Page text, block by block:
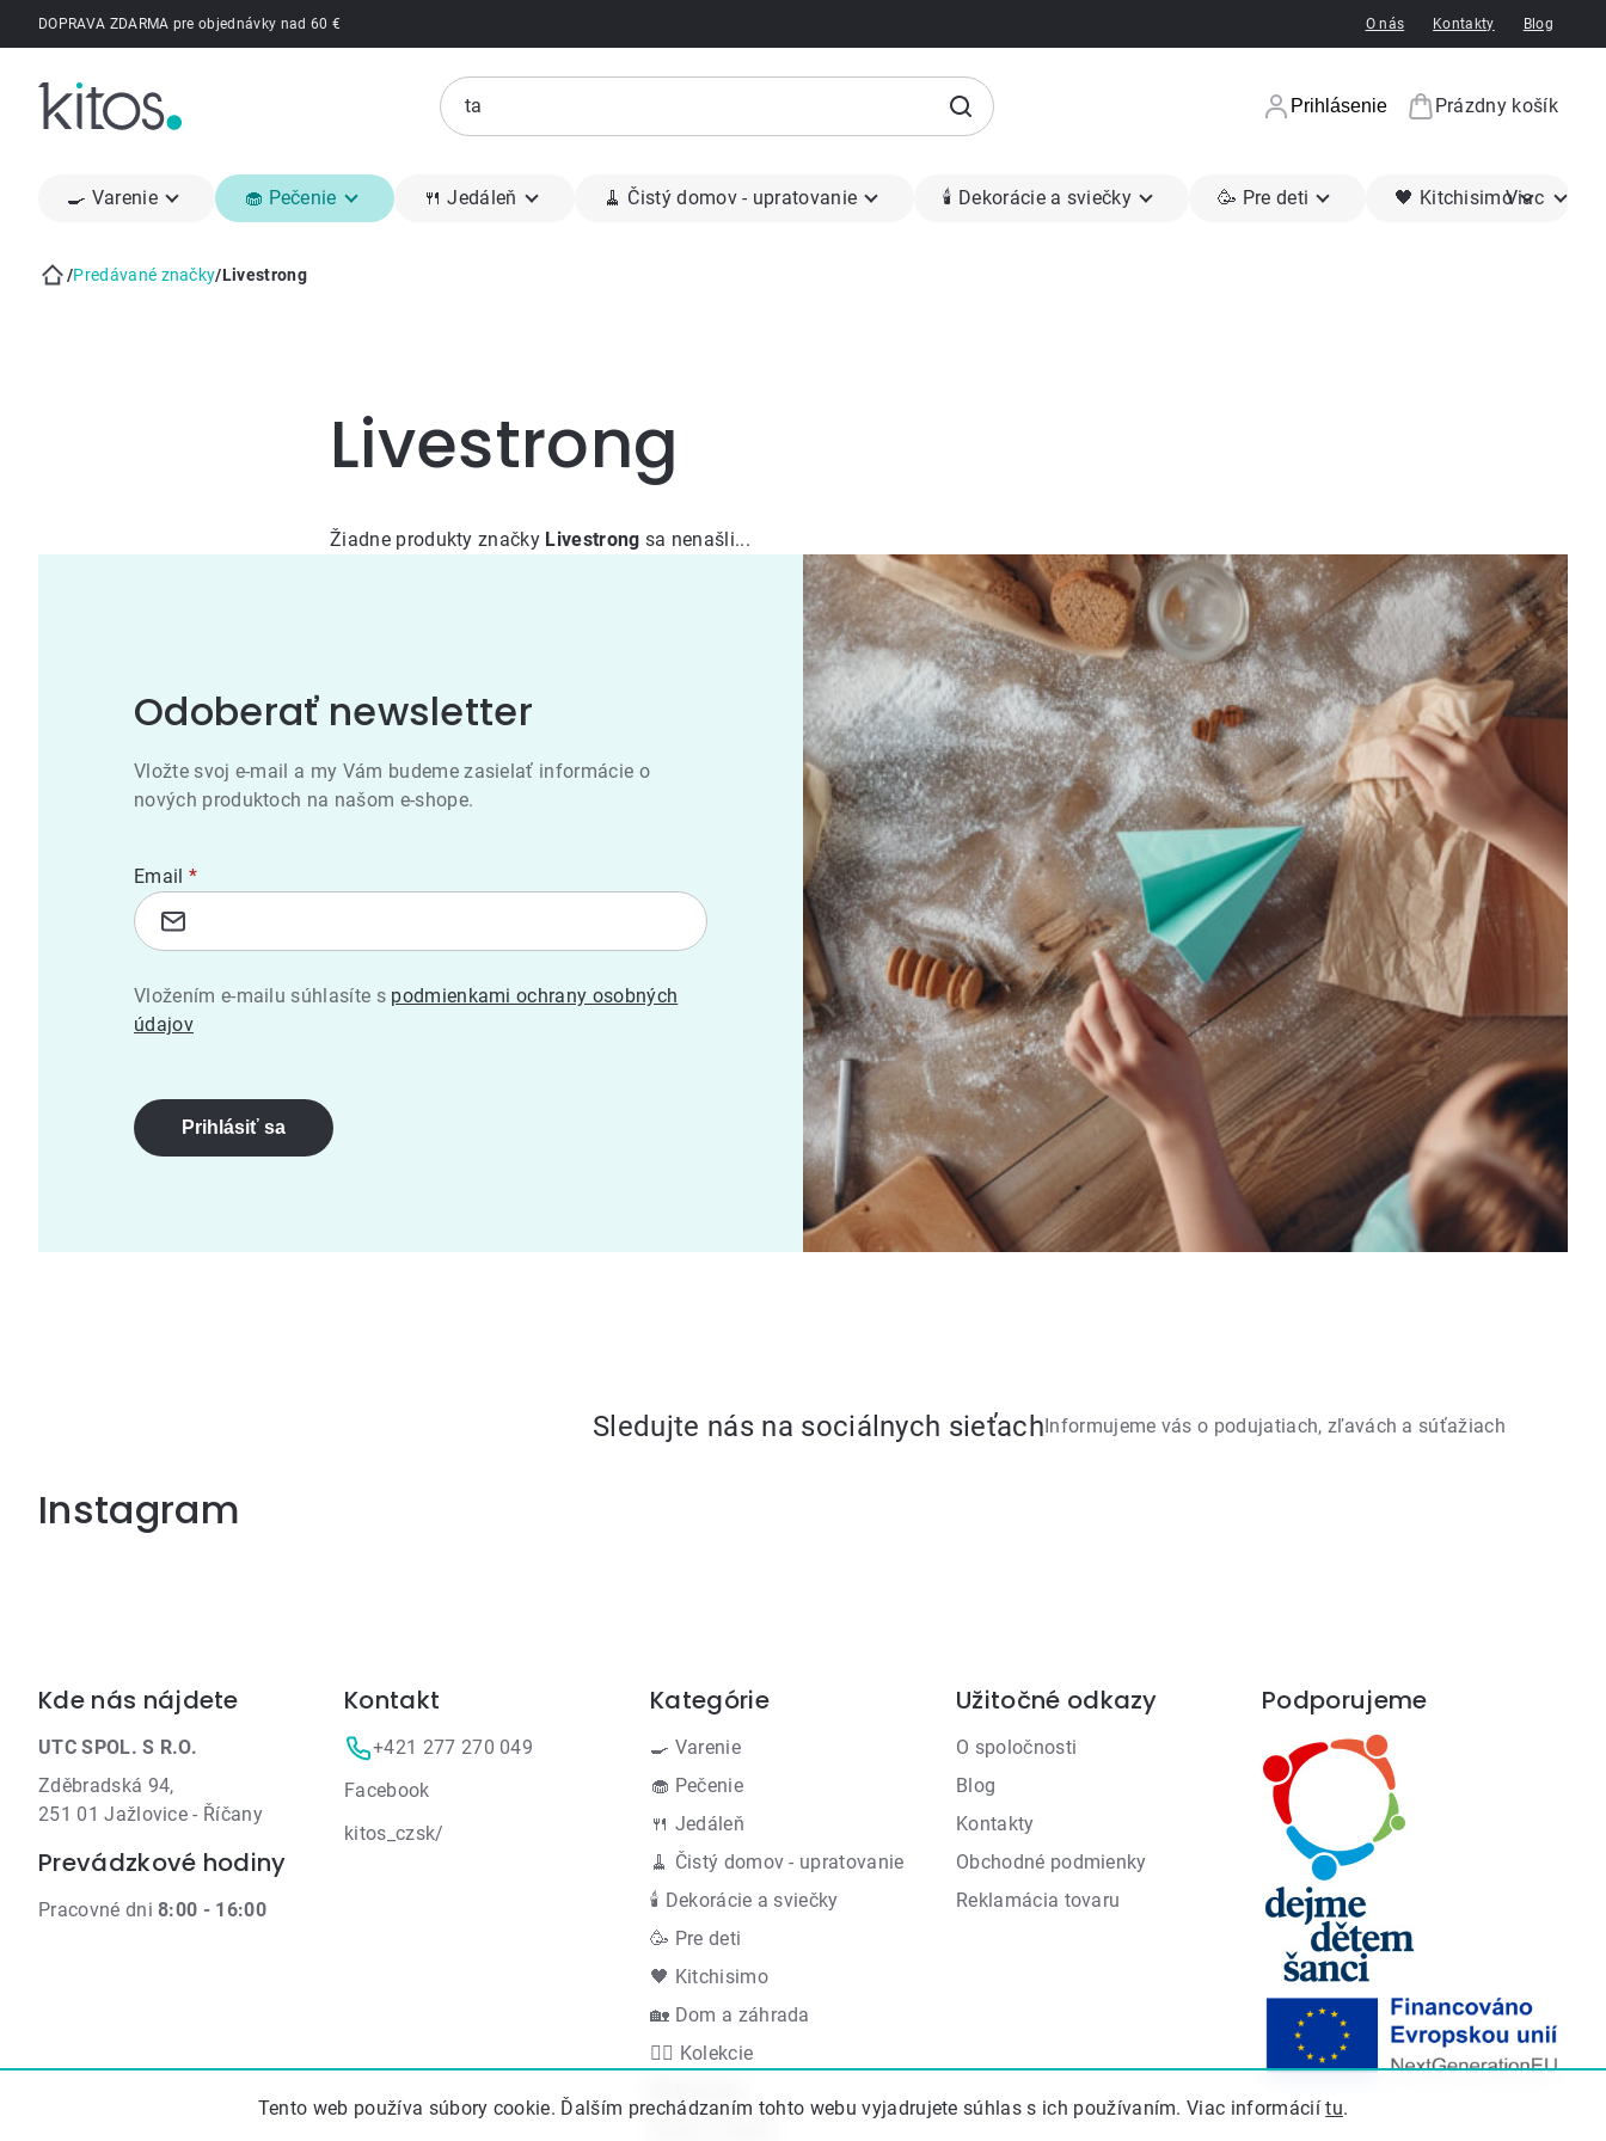
Tento web používa súbory cookie. Ďalším prechádzaním tohto webu vyjadrujete súhlas s ich používaním. Viac informáciítu.
PrejsťDOPRAVA ZDARMA pre objednávky nad 60 € O nás Kontakty Blog
Prihlásenie
Nákupný
Prázdny košík
🍳 Varenie 🧁 Pečenie 🍴 Jedáleň 🧹 Čistý domov - upratovanie 🕯 Dekorácie a sviečky 🥳 Pre deti 🖤 KitchisimoViac
/Predávané značky/Livestrong
Livestrong
Žiadne produkty značky Livestrong sa nenašli...
Odoberať newsletter
Vložte svoj e-mail a my Vám budeme zasielať informácie o
nových produktoch na našom e-shope.
Email
Vložením e-mailu súhlasíte s podmienkami ochrany osobných
údajov
Prihlásiť sa
Sledujte nás na sociálnych sieťachInformujeme vás o podujatiach, zľavách a súťažiach
Instagram
Zápätie
Kde nás nájdete
UTC SPOL. S R.O.
Zděbradská 94,
251 01 Jažlovice - Říčany
Prevádzkové hodiny
Pracovné dni8:00 - 16:00
Kontakt
+421 277 270 049
Facebook
kitos_czsk/
Preskočiť
Kategórie
🍳 Varenie
🧁 Pečenie
🍴 Jedáleň
🧹 Čistý domov - upratovanie
🕯 Dekorácie a sviečky
🥳 Pre deti
🖤 Kitchisimo
🏡 Dom a záhrada
👍🏻 Kolekcie
Užitočné odkazy
O spoločnosti
Blog
Kontakty
Obchodné podmienky
Reklamácia tovaru
Podporujeme